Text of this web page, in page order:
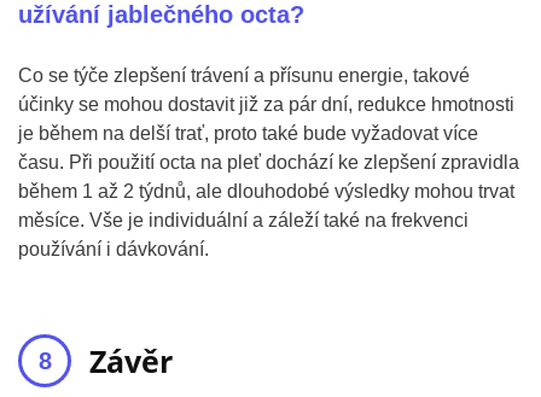
užívání jablečného octa?
Co se týče zlepšení trávení a přísunu energie, takové
účinky se mohou dostavit již za pár dní, redukce hmotnosti
je během na delší trať, proto také bude vyžadovat více
času. Při použití octa na pleť dochází ke zlepšení zpravidla
během 1 až 2 týdnů, ale dlouhodobé výsledky mohou trvat
měsíce. Vše je individuální a záleží také na frekvenci
používání i dávkování.
Závěr